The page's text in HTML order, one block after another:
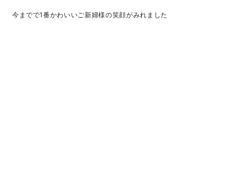
今までで1番かわいいご新婦様の笑顔がみれました